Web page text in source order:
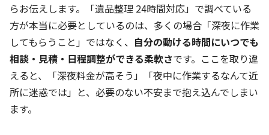
らお伝えします。「遺品整理 24時間対応」で調べている
方が本当に必要としているのは、多くの場合「深夜に作業
してもらうこと」ではなく、 自分の動ける時間にいつでも
相談・見積・日程調整ができる柔軟さです。ここを取り違
えると、「深夜料金が高そう」「夜中に作業するなんて近
所に迷惑では」と、必要のない不安まで抱え込んでしまい
ます。